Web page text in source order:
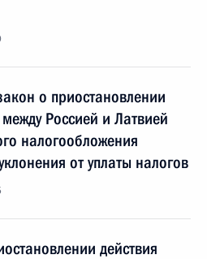
о приостановлении
Россией и Латвией
налогообложения
от уплаты налогов
действия